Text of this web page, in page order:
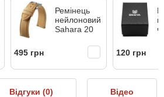
Ремінець
нейлоновий
Sahara 20
495 грн 120 грн
Відгуки (0) Відео